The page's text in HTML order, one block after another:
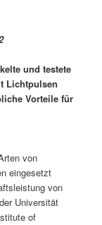
und testete
Lichtpulsen
Vorteile für
von
eingesetzt
von
Universität
of